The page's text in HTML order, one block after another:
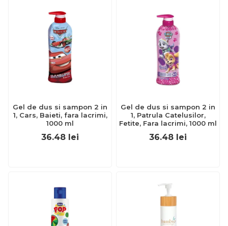
Gel de dus si sampon 2 in
1, Cars, Baieti, fara lacrimi,
1000 ml
36.48 lei
Gel de dus si sampon 2 in
1, Patrula Catelusilor,
Fetite, Fara lacrimi, 1000 ml
36.48 lei